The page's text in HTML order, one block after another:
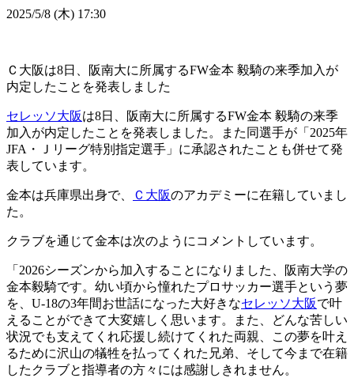
2025/5/8 (木) 17:30
Ｃ大阪は8日、阪南大に所属するFW金本 毅騎の来季加入が
内定したことを発表しました
セレッソ大阪は8日、阪南大に所属するFW金本 毅騎の来季
加入が内定したことを発表しました。また同選手が「2025年
JFA・Ｊリーグ特別指定選手」に承認されたことも併せて発
表しています。
金本は兵庫県出身で、 Ｃ大阪のアカデミーに在籍していまし
た。
クラブを通じて金本は次のようにコメントしています。
「2026シーズンから加入することになりました、阪南大学の
金本毅騎です。幼い頃から憧れたプロサッカー選手という夢
を、U-18の3年間お世話になった大好きなセレッソ大阪で叶
えることができて大変嬉しく思います。また、どんな苦しい
状況でも支えてくれ応援し続けてくれた両親、この夢を叶え
るために沢山の犠牲を払ってくれた兄弟、そして今まで在籍
したクラブと指導者の方々には感謝しきれません。